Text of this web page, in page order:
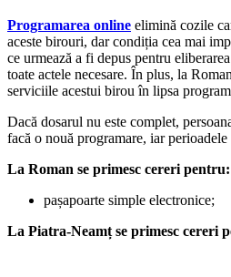
Programarea online elimină cozile
aceste birouri, dar condiția cea mai
ce urmează a fi depus pentru
toate actele necesare. În plus, la
serviciile acestui birou în lipsa
Dacă dosarul nu este complet,
facă o nouă programare, iar
La Roman se primesc cereri pentru:
pașapoarte simple electronice;
La Piatra-Neamț se primesc cereri